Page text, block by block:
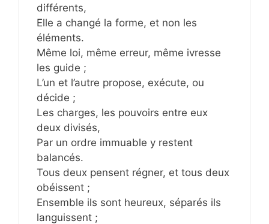
différents,
Elle a changé la forme, et non les
éléments.
Même loi, même erreur, même ivresse
les guide ;
L’un et l’autre propose, exécute, ou
décide ;
Les charges, les pouvoirs entre eux
deux divisés,
Par un ordre immuable y restent
balancés.
Tous deux pensent régner, et tous deux
obéissent ;
Ensemble ils sont heureux, séparés ils
languissent ;